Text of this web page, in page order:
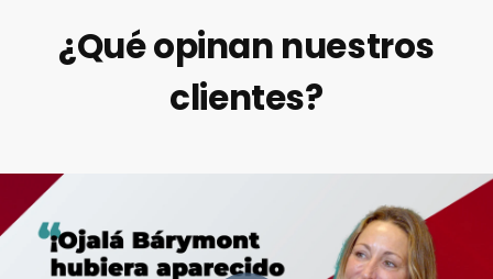
¿Qué opinan nuestros
clientes?